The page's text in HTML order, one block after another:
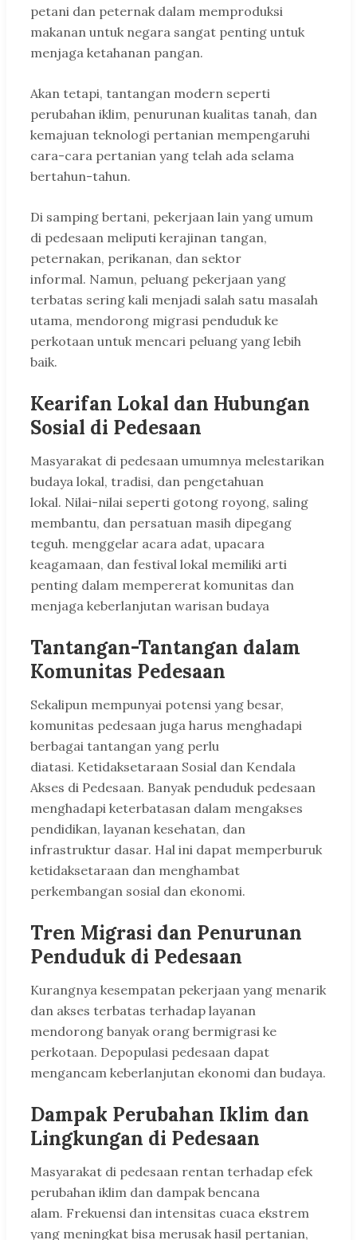
petani dan peternak dalam memproduksi
makanan untuk negara sangat penting untuk
menjaga ketahanan pangan.
Akan tetapi, tantangan modern seperti
perubahan iklim, penurunan kualitas tanah, dan
kemajuan teknologi pertanian mempengaruhi
cara-cara pertanian yang telah ada selama
bertahun-tahun.
Di samping bertani, pekerjaan lain yang umum
di pedesaan meliputi kerajinan tangan,
peternakan, perikanan, dan sektor
informal. Namun, peluang pekerjaan yang
terbatas sering kali menjadi salah satu masalah
utama, mendorong migrasi penduduk ke
perkotaan untuk mencari peluang yang lebih
baik.
Kearifan Lokal dan Hubungan
Sosial di Pedesaan
Masyarakat di pedesaan umumnya melestarikan
budaya lokal, tradisi, dan pengetahuan
lokal. Nilai-nilai seperti gotong royong, saling
membantu, dan persatuan masih dipegang
teguh. menggelar acara adat, upacara
keagamaan, dan festival lokal memiliki arti
penting dalam mempererat komunitas dan
menjaga keberlanjutan warisan budaya
Tantangan-Tantangan dalam
Komunitas Pedesaan
Sekalipun mempunyai potensi yang besar,
komunitas pedesaan juga harus menghadapi
berbagai tantangan yang perlu
diatasi. Ketidaksetaraan Sosial dan Kendala
Akses di Pedesaan. Banyak penduduk pedesaan
menghadapi keterbatasan dalam mengakses
pendidikan, layanan kesehatan, dan
infrastruktur dasar. Hal ini dapat memperburuk
ketidaksetaraan dan menghambat
perkembangan sosial dan ekonomi.
Tren Migrasi dan Penurunan
Penduduk di Pedesaan
Kurangnya kesempatan pekerjaan yang menarik
dan akses terbatas terhadap layanan
mendorong banyak orang bermigrasi ke
perkotaan. Depopulasi pedesaan dapat
mengancam keberlanjutan ekonomi dan budaya.
Dampak Perubahan Iklim dan
Lingkungan di Pedesaan
Masyarakat di pedesaan rentan terhadap efek
perubahan iklim dan dampak bencana
alam. Frekuensi dan intensitas cuaca ekstrem
yang meningkat bisa merusak hasil pertanian,